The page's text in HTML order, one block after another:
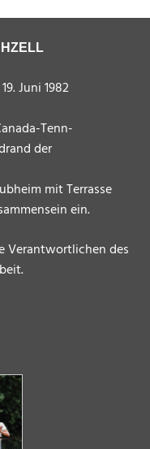
Juni 1982
Tenn-
der
mit Terrasse
ein.
Verantwortlichen des